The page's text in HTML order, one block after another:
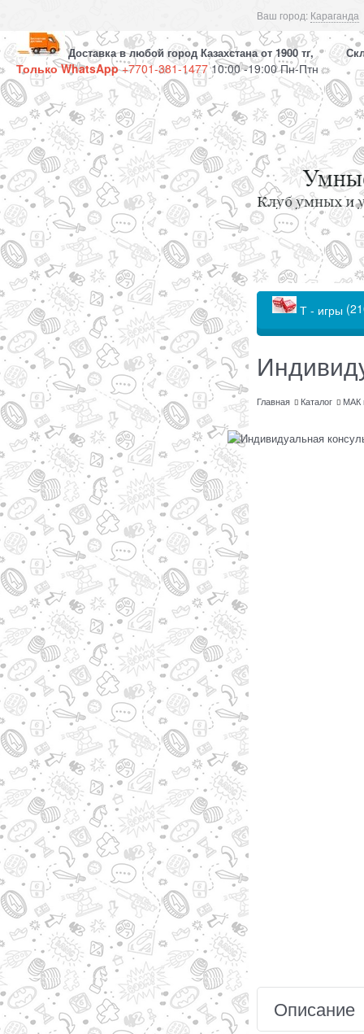
Ваш город: Караганда
Доставка в любой город Казахстана от 1900 тг,
Только WhatsApp+7701-381-147710:00 -19:00 Пн-Птн
Т - игры
Главная Каталог МАК
Описание